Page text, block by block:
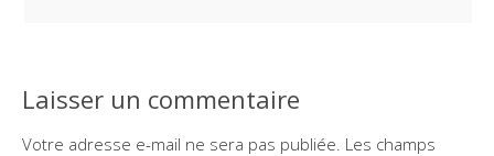
Laisser un commentaire
Votre adresse e-mail ne sera pas publiée. Les champs